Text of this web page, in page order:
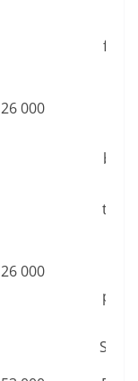
26 000
26 000